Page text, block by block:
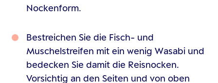
Nockenform.
Bestreichen Sie die Fisch- und
Muschelstreifen mit ein wenig Wasabi und
bedecken Sie damit die Reisnocken.
Vorsichtig an den Seiten und von oben